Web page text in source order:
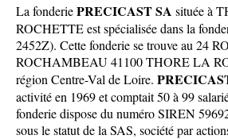
La fonderiePRECICAST SA située à
ROCHETTE est spécialisée dans la
2452Z). Cette fonderie se trouve au 24
ROCHAMBEAU 41100 THORE LA
région Centre-Val de Loire.
activité en 1969 et comptait 50 à 99
fonderie dispose du numéro SIREN
sous le statut de la SAS, société par